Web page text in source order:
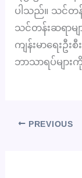
ပါသည်။ သင်တန်း
သင်တန်းဆရာမျ
ကျန်းမာရေးဦ
ဘာသာရပ်များ
PREVIOUS